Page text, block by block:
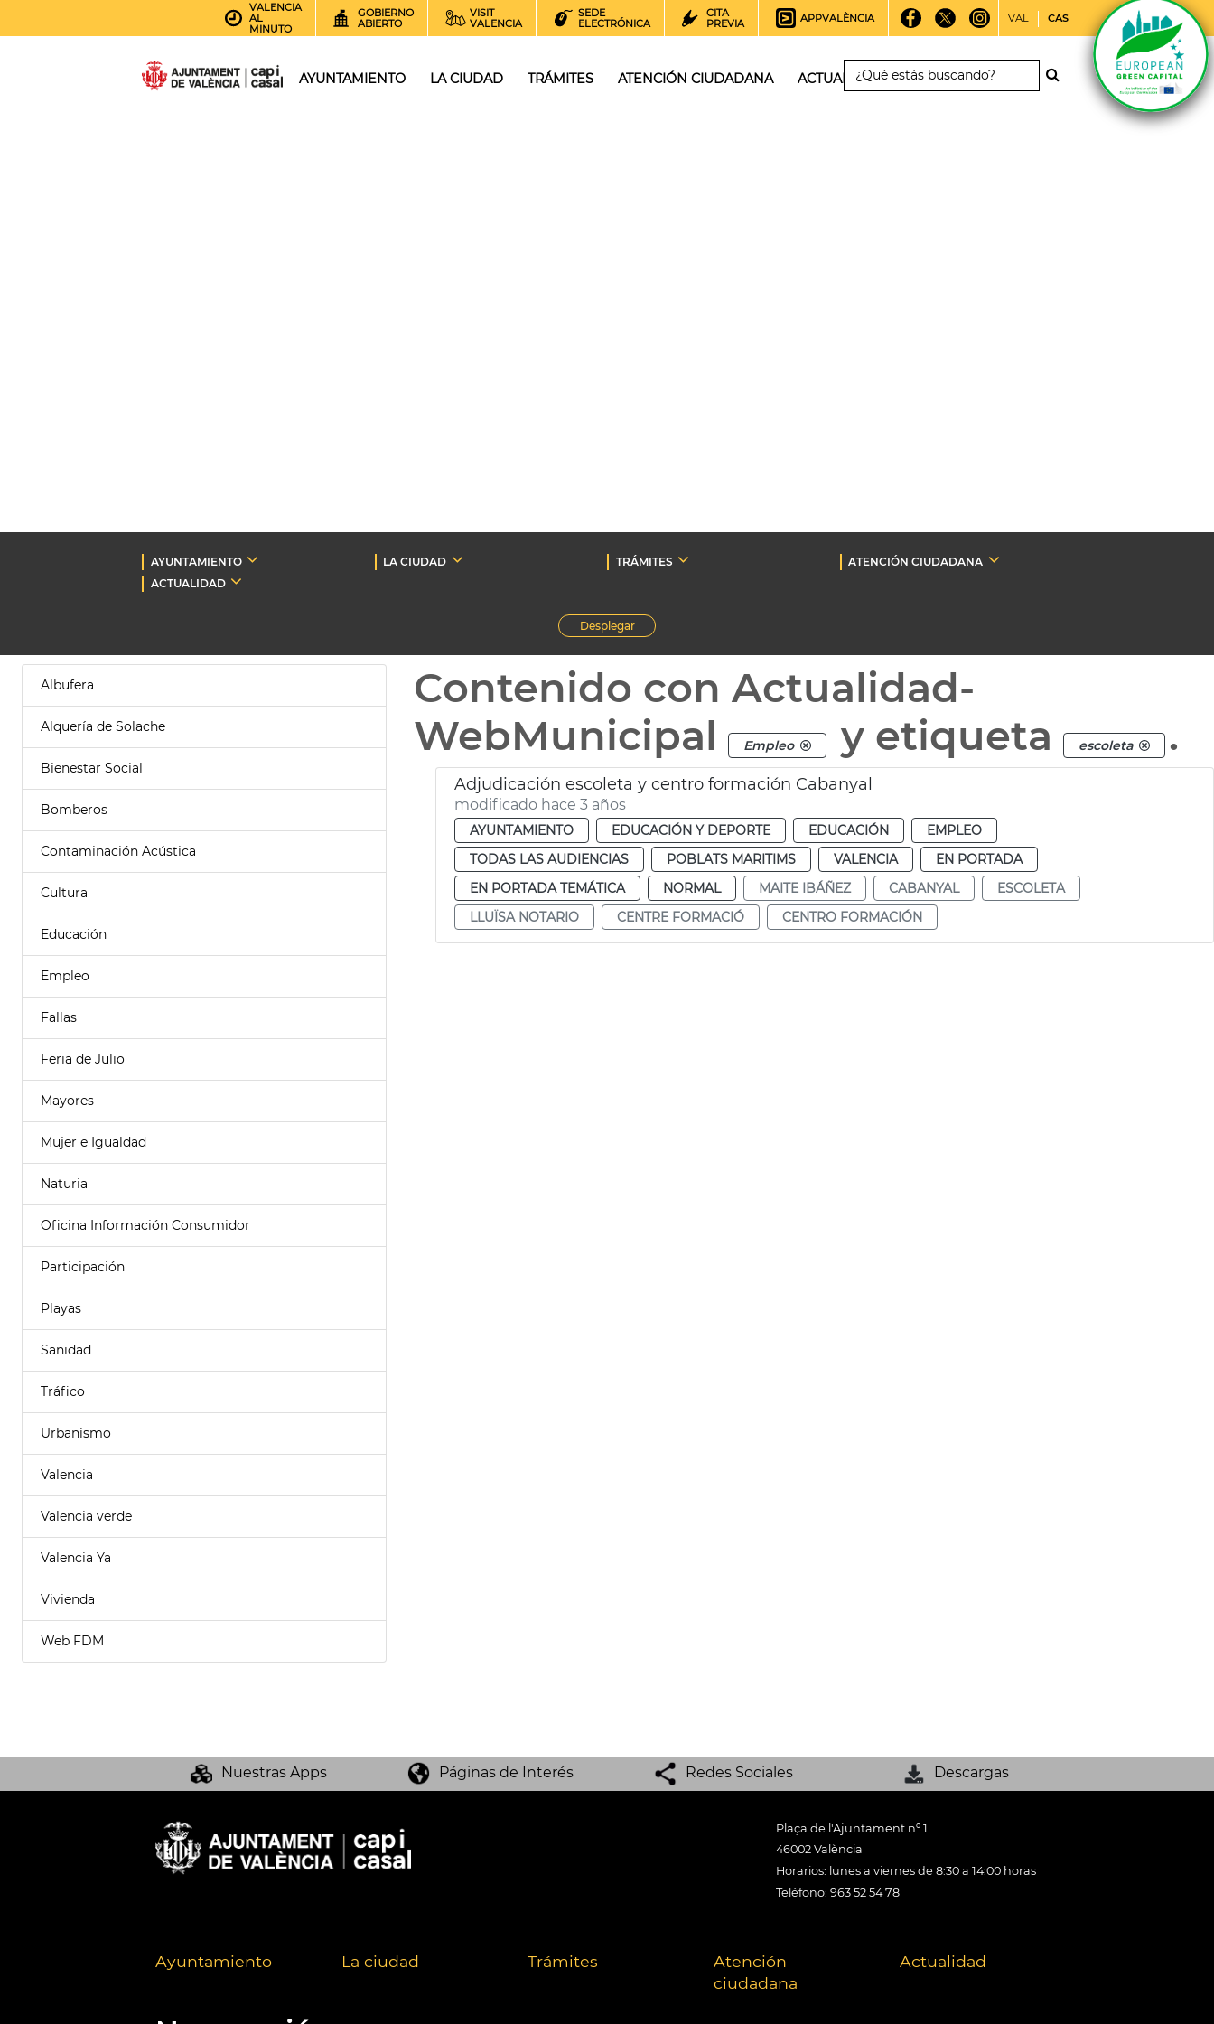
VALENCIA
AL
MINUTO
GOBIERNO
ABIERTO
VISIT
VALENCIA
SEDE
ELECTRÓNICA
CITA
PREVIA
APPVALÈNCIA VAL CAS
AYUNTAMIENTO LA CIUDAD TRÁMITES ATENCIÓN CIUDADANA ACTUALIDAD
AYUNTAMIENTO LA CIUDAD TRÁMITES
ATENCIÓN CIUDADANA
ACTUALIDAD
Desplegar
Albufera
Alquería de Solache
Bienestar Social
Bomberos
Contaminación Acústica
Cultura
Educación
Empleo
Fallas
Feria de Julio
Mayores
Mujer e Igualdad
Naturia
Oficina Información Consumidor
Participación
Playas
Sanidad
Tráfico
Urbanismo
Valencia
Valencia verde
Valencia Ya
Vivienda
Web FDM
Contenido con Actualidad-
WebMunicipal
Empleo y etiqueta escoleta .
Adjudicación escoleta y centro formación Cabanyal
modificado hace 3 años
AYUNTAMIENTO EDUCACIÓN Y DEPORTE EDUCACIÓN
EMPLEO
TODAS LAS AUDIENCIAS
POBLATS MARITIMS VALENCIA
EN PORTADA
EN PORTADA TEMÁTICA
NORMAL MAITE IBÁÑEZ CABANYAL
ESCOLETA
LLUÏSA NOTARIO
CENTRE FORMACIÓ CENTRO FORMACIÓN
Nuestras Apps Páginas de Interés Redes Sociales Descargas
Plaça de l'Ajuntament nº 1
46002 València
Horarios: lunes a viernes de 8:30 a 14:00 horas
Teléfono: 963 52 54 78
Ayuntamiento La ciudad Trámites
Atención
ciudadana
Actualidad